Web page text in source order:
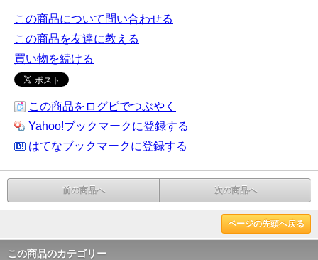
この商品について問い合わせる
この商品を友達に教える
買い物を続ける
この商品をログピでつぶやく
Yahoo!ブックマークに登録する
はてなブックマークに登録する
前の商品へ 次の商品へ
ページの先頭へ戻る
この商品のカテゴリー